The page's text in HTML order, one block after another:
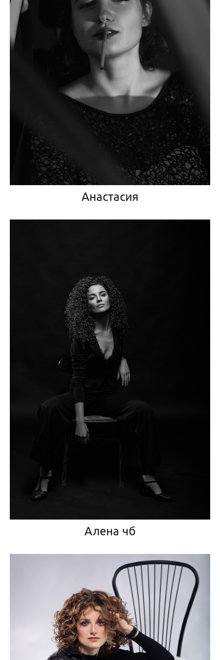
Анастасия
Алена чб